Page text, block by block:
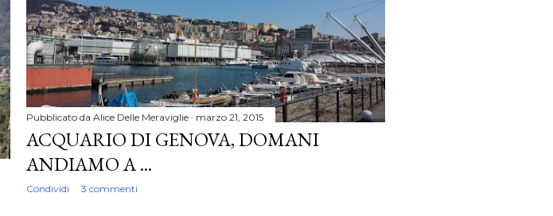
Pubblicato da Alice Delle Meraviglie marzo 21, 2015
ACQUARIO DI GENOVA, DOMANI
ANDIAMO A ...
Condividi 3 commenti